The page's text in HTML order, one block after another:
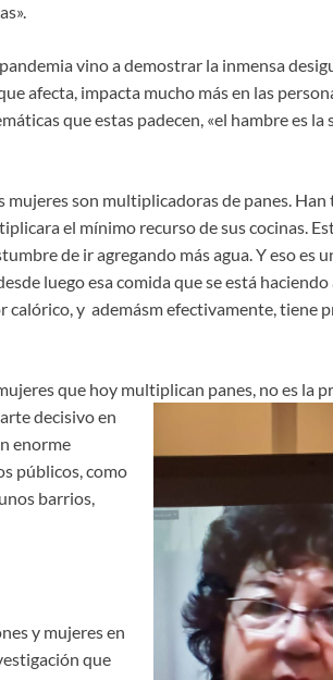
vino a demostrar la inmensa
afecta, impacta mucho más en las
que estas padecen, «el hambre es la
mujeres son multiplicadoras de panes.
el mínimo recurso de sus cocinas.
de ir agregando más agua. Y eso es
luego esa comida que se está
calórico, y ademásm efectivamente, tiene
que hoy multiplican panes, no es la
decisivo en
enorme
públicos, como
barrios,
y mujeres en
que